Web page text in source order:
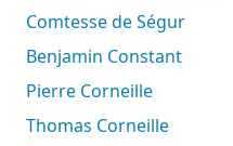
Comtesse de Ségur
Benjamin Constant
Pierre Corneille
Thomas Corneille